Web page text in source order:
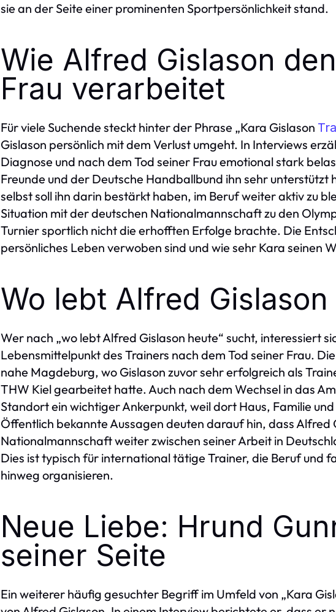
sie an der Seite einer prominenten Sportpersönlichkeit stand.
Wie Alfred Gislason
Frau verarbeitet
Für viele Suchende steckt hinter der Phrase „Kara Gislason
Gislason persönlich mit dem Verlust umgeht. In Interviews
Diagnose und nach dem Tod seiner Frau emotional stark
Freunde und der Deutsche Handballbund ihn sehr
selbst soll ihn darin bestärkt haben, im Beruf weiter aktiv zu
Situation mit der deutschen Nationalmannschaft zu den
Turnier sportlich nicht die erhofften Erfolge brachte. Die
persönliches Leben verwoben sind und wie sehr Kara seinen
Wo lebt Alfred Gislason
Wer nach „wo lebt Alfred Gislason heute“ sucht, interessiert
Lebensmittelpunkt des Trainers nach dem Tod seiner Frau.
nahe Magdeburg, wo Gislason zuvor sehr erfolgreich als
THW Kiel gearbeitet hatte. Auch nach dem Wechsel in das
Standort ein wichtiger Ankerpunkt, weil dort Haus, Familie
Öffentlich bekannte Aussagen deuten darauf hin, dass Alfred
Nationalmannschaft weiter zwischen seiner Arbeit in
Dies ist typisch für international tätige Trainer, die Beruf und
hinweg organisieren.
Neue Liebe: Hrund
seiner Seite
Ein weiterer häufig gesuchter Begriff im Umfeld von „Kara